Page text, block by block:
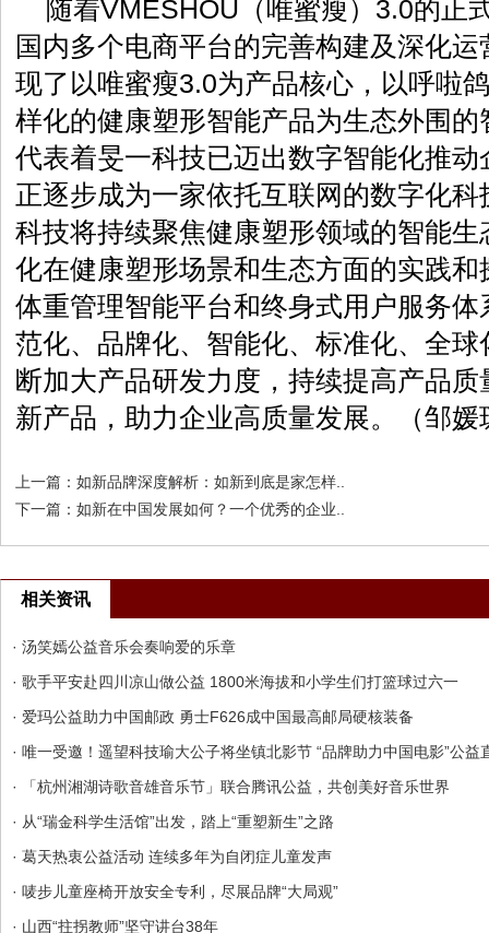
随着VMESHOU（唯蜜瘦）3.0的正
国内多个电商平台的完善构建及深化
现了以唯蜜瘦3.0为产品核心，以呼啦
样化的健康塑形智能产品为生态外围
代表着旻一科技已迈出数字智能化推
正逐步成为一家依托互联网的数字化
科技将持续聚焦健康塑形领域的智能
化在健康塑形场景和生态方面的实践
体重管理智能平台和终身式用户服务体
范化、品牌化、智能化、标准化、全球
断加大产品研发力度，持续提高产品
新产品，助力企业高质量发展。（邹媛
上一篇： 如新品牌深度解析：如新到底是家怎样..
下一篇： 如新在中国发展如何？一个优秀的企业..
相关资讯
· 汤笑嫣公益音乐会奏响爱的乐章
· 歌手平安赴四川凉山做公益 1800米海拔和小学生们打篮球过六一
· 爱玛公益助力中国邮政 勇士F626成中国最高邮局硬核装备
· 唯一受邀！遥望科技瑜大公子将坐镇北影节 “品牌助力中国电影”公益
· 「杭州湘湖诗歌音雄音乐节」联合腾讯公益，共创美好音乐世界
· 从“瑞金科学生活馆”出发，踏上“重塑新生”之路
· 葛天热衷公益活动 连续多年为自闭症儿童发声
· 唛步儿童座椅开放安全专利，尽展品牌“大局观”
· 山西“拄拐教师”坚守讲台38年